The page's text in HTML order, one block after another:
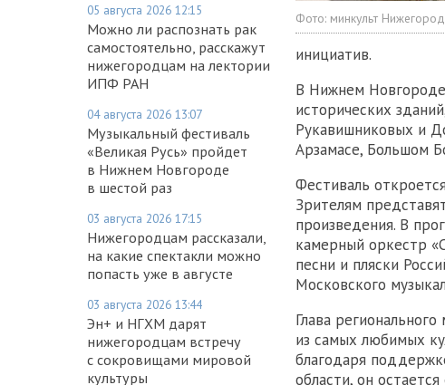
05 августа 2026 12:15
Можно ли распознать рак
самостоятельно, расскажут
нижегородцам на лектории
ИПФ РАН
04 августа 2026 13:07
Музыкальный фестиваль
«Великая Русь» пройдет
в Нижнем Новгороде
в шестой раз
03 августа 2026 17:15
Нижегородцам рассказали,
на какие спектакли можно
попасть уже в августе
03 августа 2026 13:44
Эн+ и НГХМ дарят
нижегородцам встречу
с сокровищами мировой
культуры
Фото: минкульт
инициатив.
В Нижнем Новгороде
исторических
Рукавишниковых и
Арзамасе, Большом
Фестиваль
Зрителям
произведения. В
камерный оркестр
песни и пляски
Московского
Глава
из самых любимых
благодаря
области, он